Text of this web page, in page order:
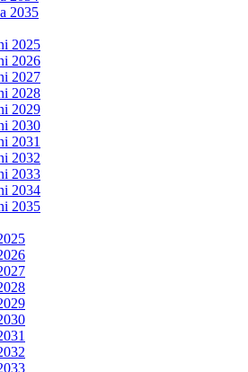
2035
2025
2026
2027
2028
2029
2030
2031
2032
2033
2034
2035